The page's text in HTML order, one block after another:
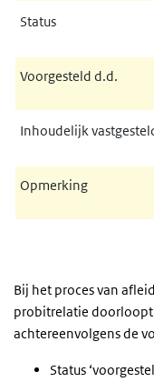
Status
Voorgesteld d.d.
Inhoudelijk
Opmerking
Bij het proces van
probitrelatie doorloopt
achtereenvolgens de
Status